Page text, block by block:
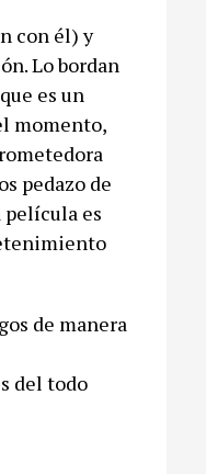
con él) y
Lo bordan
es un
momento,
pedazo de
película es
de manera
del todo